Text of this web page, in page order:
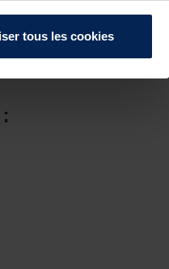
tous les cookies